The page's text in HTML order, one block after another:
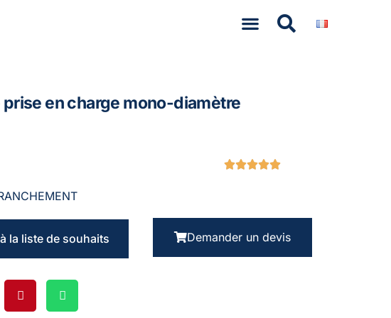
prise en charge mono-diamètre
la liste de souhaits Demander un devis